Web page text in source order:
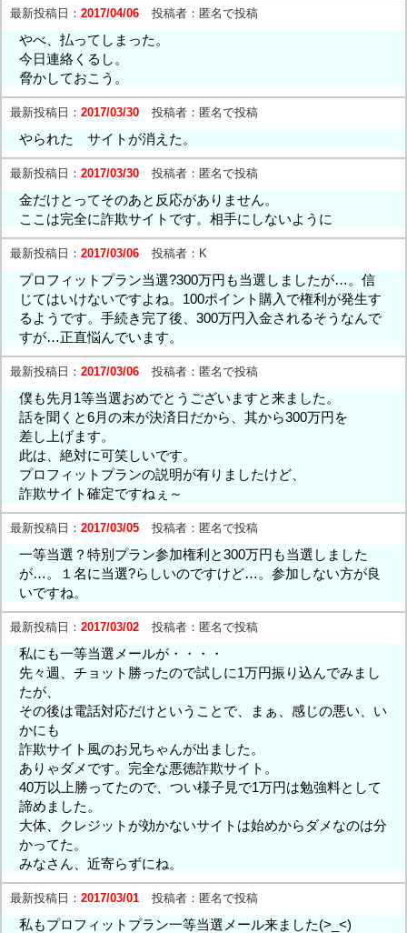
最新投稿日： 2017/04/06 投稿者： 匿名で投稿
やべ、払ってしまった。
今日連絡くるし。
脅かしておこう。
最新投稿日： 2017/03/30 投稿者： 匿名で投稿
やられた サイトが消えた。
最新投稿日： 2017/03/30 投稿者： 匿名で投稿
金だけとってそのあと反応がありません。
ここは完全に詐欺サイトです。相手にしないように
最新投稿日： 2017/03/06 投稿者： K
プロフィットプラン当選?300万円も当選しましたが…。信
じてはいけないですよね。100ポイント購入で権利が発生す
るようです。手続き完了後、300万円入金されるそうなんで
すが…正直悩んでいます。
最新投稿日： 2017/03/06 投稿者： 匿名で投稿
僕も先月1等当選おめでとうございますと来ました。
話を聞くと6月の末が決済日だから、其から300万円を
差し上げます。
此は、絶対に可笑しいです。
プロフィットプランの説明が有りましたけど、
詐欺サイト確定ですねぇ～
最新投稿日： 2017/03/05 投稿者： 匿名で投稿
一等当選？特別プラン参加権利と300万円も当選しました
が…。１名に当選?らしいのですけど…。参加しない方が良
いですね。
最新投稿日： 2017/03/02 投稿者： 匿名で投稿
私にも一等当選メールが・・・・
先々週、チョット勝ったので試しに1万円振り込んでみまし
たが、
その後は電話対応だけということで、まぁ、感じの悪い、い
かにも
詐欺サイト風のお兄ちゃんが出ました。
ありゃダメです。完全な悪徳詐欺サイト。
40万以上勝ってたので、つい様子見で1万円は勉強料として
諦めました。
大体、クレジットが効かないサイトは始めからダメなのは分
かってた。
みなさん、近寄らずにね。
最新投稿日： 2017/03/01 投稿者： 匿名で投稿
私もプロフィットプラン一等当選メール来ました(>_<)